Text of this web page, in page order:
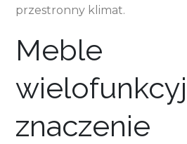
przestronny klimat.
Meble
znaczenie